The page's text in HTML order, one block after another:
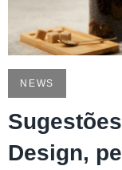
NEWS
Design,